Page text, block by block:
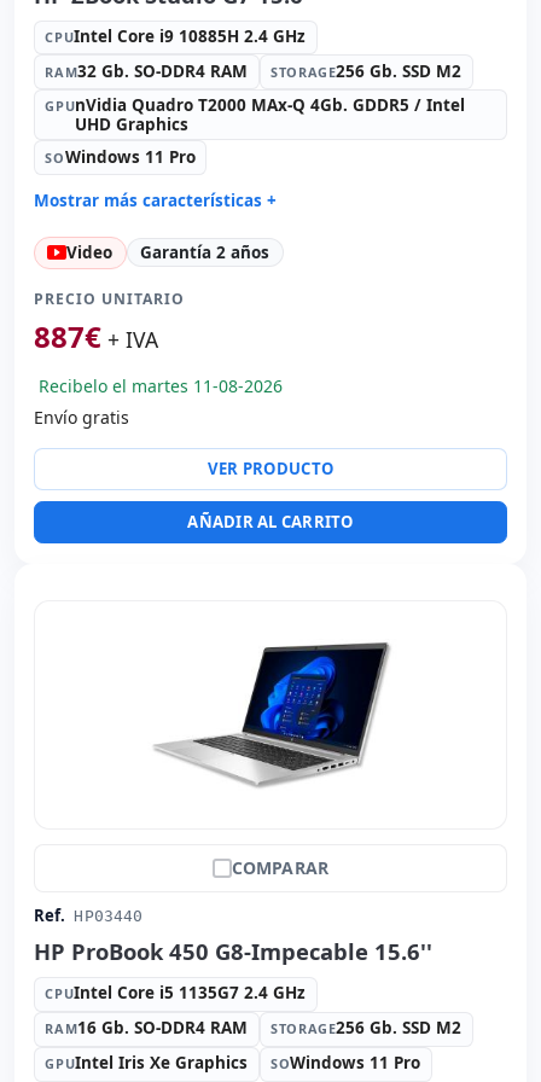
CPUIntel Core i9 10885H 2.4 GHz
RAM32 Gb. SO-DDR4 RAM STORAGE256 Gb. SSD M2
GPUnVidia Quadro T2000 MAx-Q 4Gb. GDDR5 / Intel
UHD Graphics
SOWindows 11 Pro
Mostrar más características +
Connectivity: WIFI · Bluetooth
Sonido: Bang & Olufsen / NVIDIA High Definition Audio
Tarjetas: Red:
Puertos:
USB 3.0 · 2x USB-C
Puertos de vídeo: HDMI
Multimedia:
Específico portátil: Idioma teclado Español
Embalaje hR
Dimensiones: 35x24x1.8 cm.
Video Garantía 2 años
PRECIO UNITARIO
887€ + IVA
Recibelo el martes 11-08-2026
Envío gratis
VER PRODUCTO
AÑADIR AL CARRITO
COMPARAR
Ref. HP03440
HP ProBook 450 G8-Impecable 15.6''
CPUIntel Core i5 1135G7 2.4 GHz
RAM16 Gb. SO-DDR4 RAM STORAGE256 Gb. SSD M2
GPUIntel Iris Xe Graphics SOWindows 11 Pro